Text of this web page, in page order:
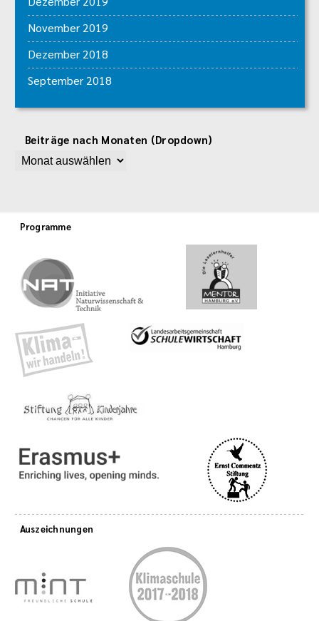
November 2019
Dezember 2018
September 2018
Beiträge nach Monaten (Dropdown)
Programme
Auszeichnungen